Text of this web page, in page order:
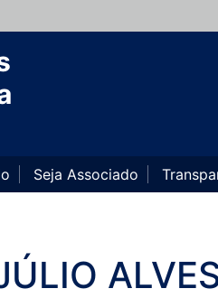
Seja Associado